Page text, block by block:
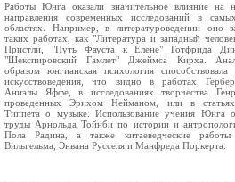
Работы Юнга оказали значительное влияние на
направления современных исследований в
областях. Например, в литературоведении оно
таких работах, как "Литература и западный
Пристли, "Путь Фауста к Елене" Готфрида
"Шекспировский Гамлет" Джеймса Кирха.
образом юнгианская психология способствовала
искусствоведения, что видно в работах
Аниэлы Яффе, в исследованиях творчества
проведенных Эрихом Нейманом, или в
Типпета о музыке. Использование учения Юнга
труды Арнольда Тойнби по истории и
Пола Радина, а также китаеведческие работы
Вильгельма, Энвана Русселя и Манфреда Поркерта.